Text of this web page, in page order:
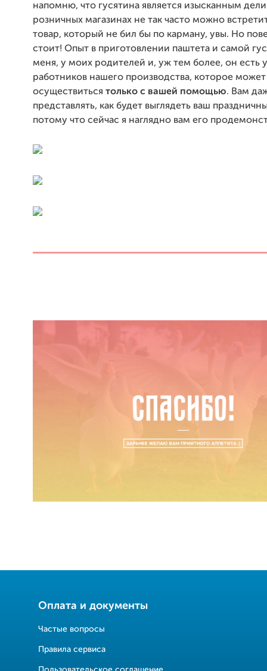
напомню, что гусятина является изысканным
розничных магазинах не так часто можно
товар, который не бил бы по карману, увы. Но
стоит! Опыт в приготовлении паштета и самой
меня, у моих родителей и, уж тем более, он есть
работников нашего производства, которое может
осуществиться только с вашей помощью. Вам
представлять, как будет выглядеть ваш
потому что сейчас я наглядно вам его
Оплата и документы
Частые вопросы
Правила сервиса